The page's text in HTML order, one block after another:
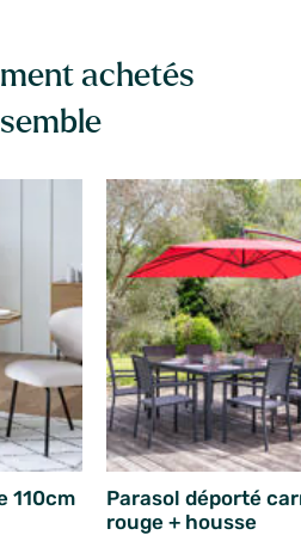
achetés
110cm
Parasol déporté
rouge + housse